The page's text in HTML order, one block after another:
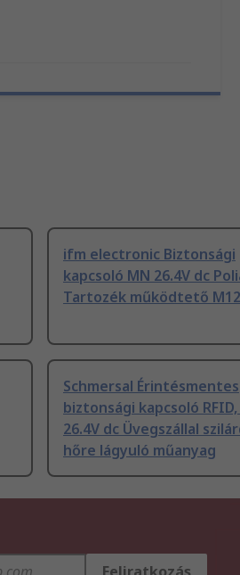
ifm electronic Biztonsági
kapcsoló MN 26.4V dc
Tartozék működtető M12
Schmersal Érintésmentes
biztonsági kapcsoló RFID,
26.4V dc Üvegszállal
hőre lágyuló műanyag